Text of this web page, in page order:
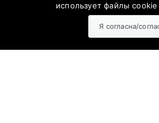
СМИ Сетевое издание
федеральной службе
в сфере связи
массовых коммуникаций
Регистрационный номер и
использует файлы cookie
Я согласна/